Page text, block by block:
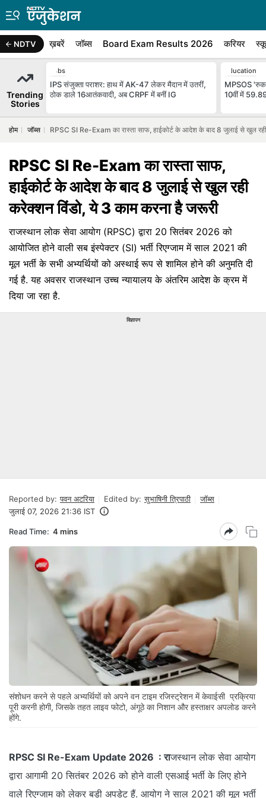
NDTV ख़बरें जॉब्स Board Exam Results 2026 करियर
Trending
Stories
Jobs
IPS संजुक्ता पराशर: हाथ में AK-47 लेकर मैदान में उतरीं,
ठोक डाले 16आतंकवादी, अब CRPF में बनीं IG
Education
MPSOS 'रुक
10वीं में
होम जॉब्स RPSC SI Re-Exam का रास्ता साफ, हाईकोर्ट के आदेश के बाद 8 जुलाई से खुल
RPSC SI Re-Exam का रास्ता साफ,
हाईकोर्ट के आदेश के बाद 8 जुलाई से खुल रही
करेक्शन विंडो, ये 3 काम करना है जरूरी
राजस्थान लोक सेवा आयोग (RPSC) द्वारा 20 सितंबर 2026 को
आयोजित होने वाली सब इंस्पेक्टर (SI) भर्ती रिएग्जाम में साल 2021 की
मूल भर्ती के सभी अभ्यर्थियों को अस्थाई रूप से शामिल होने की अनुमति दी
गई है. यह अवसर राजस्थान उच्च न्यायालय के अंतरिम आदेश के क्रम में
दिया जा रहा है.
विज्ञापन
Reported by: पवन अटरिया Edited by: सुभाषिनी त्रिपाठी
जॉब्स
जुलाई 07, 2026 21:36 IST
Read Time: 4 mins
संशोधन करने से पहले अभ्यर्थियों को अपने वन टाइम रजिस्ट्रेशन में केवाईसी प्रक्रिया
पूरी करनी होगी, जिसके तहत लाइव फोटो, अंगूठे का निशान और हस्ताक्षर अपलोड करने
होंगे.
RPSC SI Re-Exam Update 2026 : राजस्थान लोक सेवा आयोग
द्वारा आगामी 20 सितंबर 2026 को होने वाली एसआई भर्ती के लिए होने
वाले रिएग्जाम को लेकर बड़ी अपडेट हैं. आयोग ने साल 2021 की मूल भर्ती